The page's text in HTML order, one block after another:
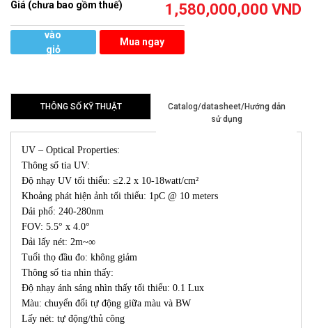
Giá (chưa bao gồm thuế) 1,580,000,000 VND
vào
giỏ
Mua ngay
THÔNG SỐ KỸ THUẬT
Catalog/datasheet/Hướng dẫn
sử dụng
UV – Optical Properties:
Thông số tia UV:
Độ nhạy UV tối thiểu: ≤2.2 x 10-18watt/cm²
Khoảng phát hiện ảnh tối thiểu: 1pC @ 10 meters
Dải phổ: 240-280nm
FOV: 5.5° x 4.0°
Dải lấy nét: 2m~∞
Tuổi thọ đầu đo: không giảm
Thông số tia nhìn thấy:
Độ nhạy ánh sáng nhìn thấy tối thiểu: 0.1 Lux
Màu: chuyển đổi tự động giữa màu và BW
Lấy nét: tự động/thủ công